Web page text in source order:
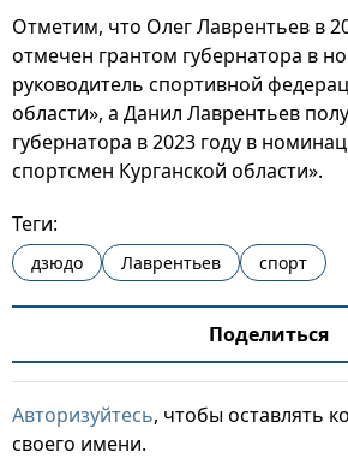
Отметим, что Олег Лаврентьев в
отмечен грантом губернатора в
руководитель спортивной
области», а Данил Лаврентьев
губернатора в 2023 году в
спортсмен Курганской области».
Теги:
дзюдо Лаврентьев спорт
Поделиться
Авторизуйтесь, чтобы оставлять
своего имени.